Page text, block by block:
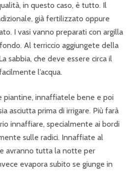
in questo caso, è tutto. Il
già fertilizzato oppure
I vasi vanno preparati con argilla
Al terriccio aggiungete della
sabbia, che deve essere circa il
l’acqua.
piantine, innaffiatele bene e poi
asciutta prima di irrigare. Più farà
innaffiare, specialmente ai bordi
sulle radici. Innaffiate al
avranno tutta la notte per
evapora subito se giunge in